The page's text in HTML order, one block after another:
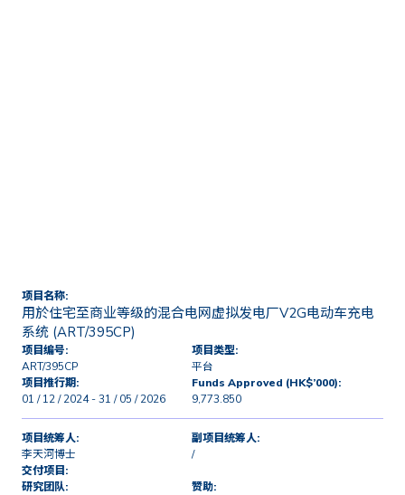
项目名称:
用於住宅至商业等级的混合电网虚拟发电厂V2G电动车充电
系统 (ART/395CP)
项目编号:
ART/395CP
项目类型:
平台
项目推行期:
01 / 12 / 2024 - 31 / 05 / 2026
Funds Approved (HK$’000):
9,773.850
项目统筹人:
李天河博士
副项目统筹人:
/
交付项目:
研究团队:
赞助: